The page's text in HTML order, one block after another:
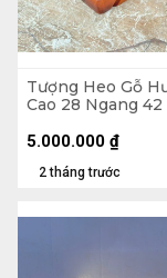
Tượng Heo Gỗ
Cao 28 Ngang 42
2 tháng trước
5.000.000 ₫